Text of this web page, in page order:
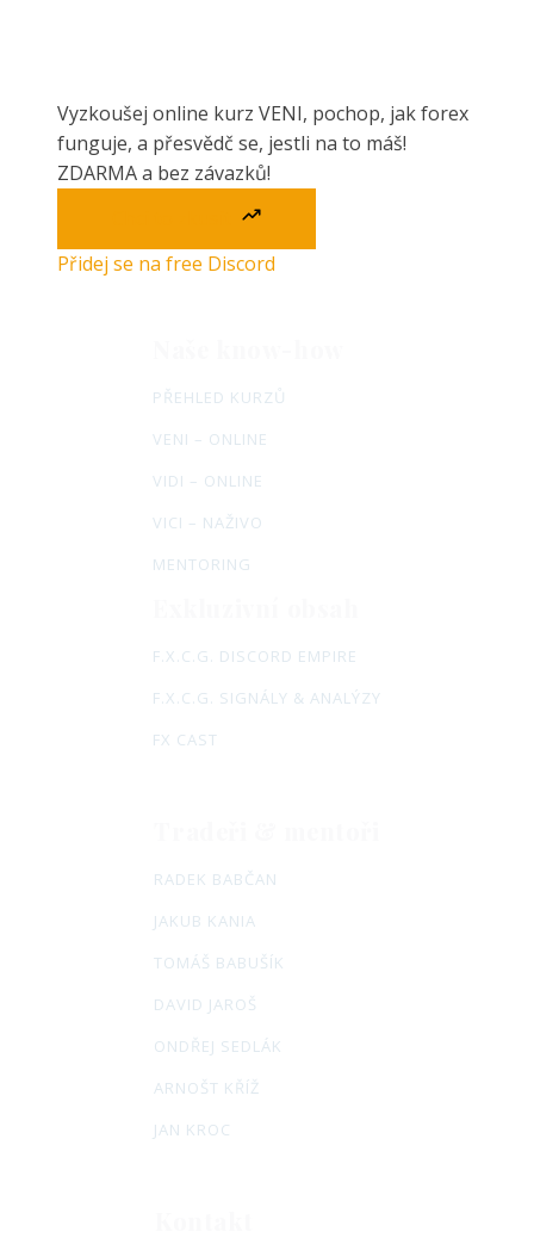
Vyzkoušej online kurz VENI, pochop, jak forex
funguje, a přesvědč se, jestli na to máš!
ZDARMA a bez závazků!
Přidej se na free Discord
PŘEHLED KURZŮ
VENI – ONLINE
VIDI – ONLINE
VICI – NAŽIVO
MENTORING
F.X.C.G. DISCORD EMPIRE
F.X.C.G. SIGNÁLY & ANALÝZY
FX CAST
RADEK BABČAN
JAKUB KANIA
TOMÁŠ BABUŠÍK
DAVID JAROŠ
ONDŘEJ SEDLÁK
ARNOŠT KŘÍŽ
JAN KROC